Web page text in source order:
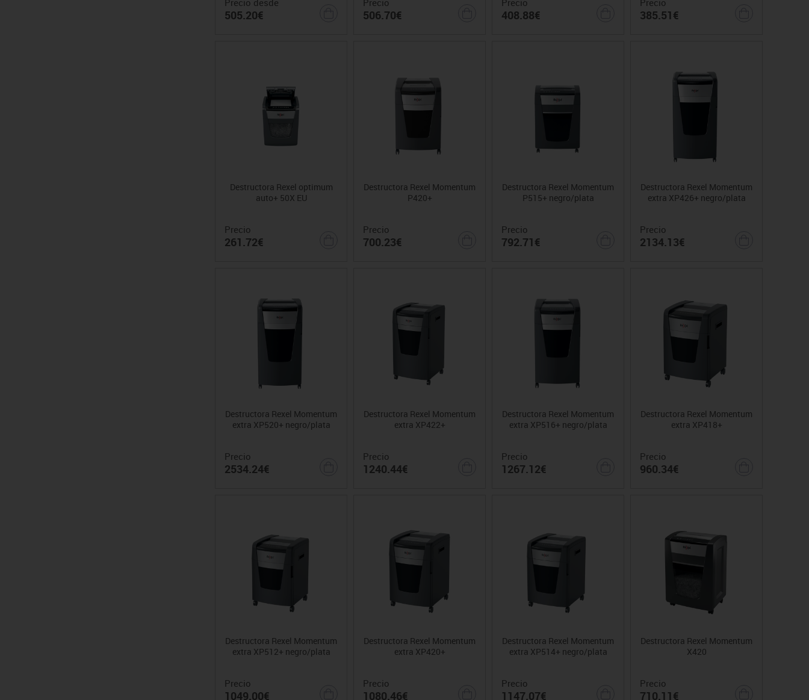
Precio desde
505.20€
Precio
506.70€
Precio
408.88€
Precio
385.51€
Destructora Rexel optimum
auto+ 50X EU
Precio
261.72€
Destructora Rexel Momentum
P420+
Precio
700.23€
Destructora Rexel Momentum
P515+ negro/plata
Precio
792.71€
Destructora Rexel Momentum
extra XP426+ negro/plata
Precio
2134.13€
Destructora Rexel Momentum
extra XP520+ negro/plata
Precio
2534.24€
Destructora Rexel Momentum
extra XP422+
Precio
1240.44€
Destructora Rexel Momentum
extra XP516+ negro/plata
Precio
1267.12€
Destructora Rexel Momentum
extra XP418+
Precio
960.34€
Destructora Rexel Momentum
extra XP512+ negro/plata
Precio
1049.00€
Destructora Rexel Momentum
extra XP420+
Precio
1080.46€
Destructora Rexel Momentum
extra XP514+ negro/plata
Precio
1147.07€
Destructora Rexel Momentum
X420
Precio
710.11€